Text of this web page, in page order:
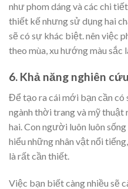
như phom dáng và các chi
thiết kế nhưng sử dụng hai
sẽ có sự khác biệt. nên việc
theo mùa, xu hướng màu sắc
6. Khả năng nghiên
Để tạo ra cái mới bạn cần có
ngành thời trang và mỹ thuật
hai. Con người luôn luôn
hiểu những nhân vật nổi
là rất cần thiết.
Việc bạn biết càng nhiều sẽ